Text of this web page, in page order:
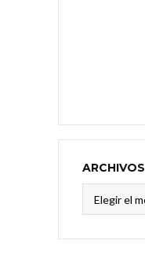
ARCHIVOS